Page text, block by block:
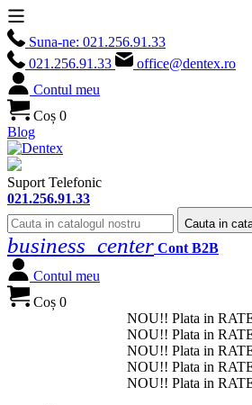
Suna-ne: 021.256.91.33
021.256.91.33
office@dentex.ro
Contul meu
Coș 0
Blog
Suport Telefonic
021.256.91.33
Cauta in
business_center Cont B2B
Contul meu
Coș 0
NOU!! Plata in
NOU!! Plata in
NOU!! Plata in
NOU!! Plata in
NOU!! Plata in